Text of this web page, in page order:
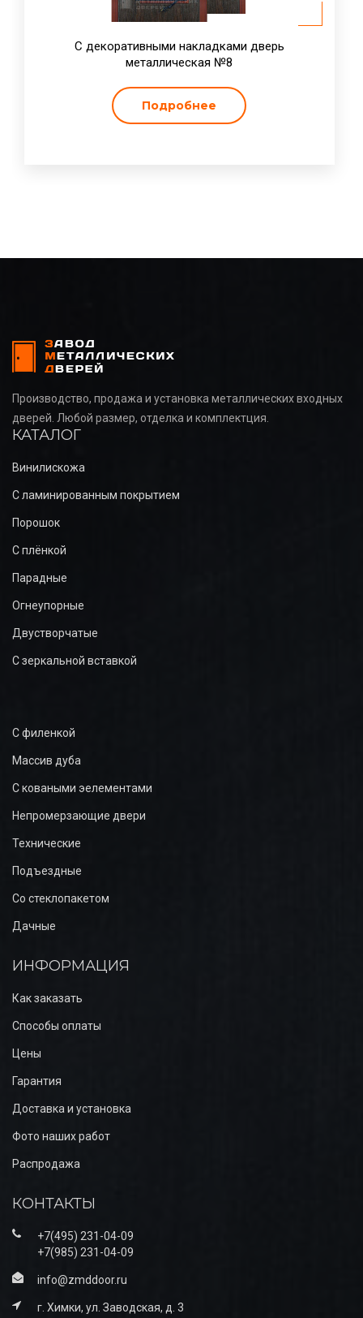
С декоративными накладками дверь
металлическая №8
Подробнее
Производство, продажа и установка металлических входных
дверей. Любой размер, отделка и комплектция.
КАТАЛОГ
Винилискожа
С ламинированным покрытием
Порошок
С плёнкой
Парадные
Огнеупорные
Двустворчатые
С зеркальной вставкой
С филенкой
Массив дуба
С коваными эелементами
Непромерзающие двери
Технические
Подъездные
Со стеклопакетом
Дачные
ИНФОРМАЦИЯ
Как заказать
Способы оплаты
Цены
Гарантия
Доставка и установка
Фото наших работ
Распродажа
КОНТАКТЫ
+7(495) 231-04-09
+7(985) 231-04-09
info@zmddoor.ru
г. Химки, ул. Заводская, д. 3